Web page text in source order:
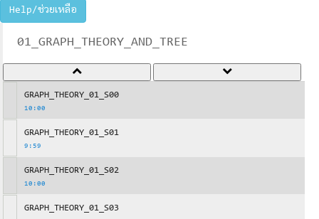
Help/ช่วยเหลือ
01_GRAPH_THEORY_AND_TREE
GRAPH_THEORY_01_S00
10:00
GRAPH_THEORY_01_S01
9:59
GRAPH_THEORY_01_S02
10:00
GRAPH_THEORY_01_S03